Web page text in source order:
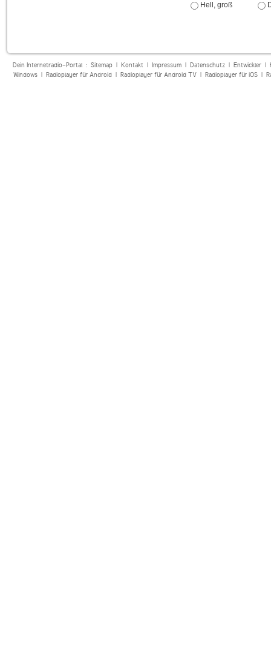
Hell, groß
Dein Internetradio-Portal : Sitemap| Kontakt| Impressum| Datenschutz| Entwickler|
Windows| Radioplayer für Android| Radioplayer für Android TV| Radioplayer für iOS|